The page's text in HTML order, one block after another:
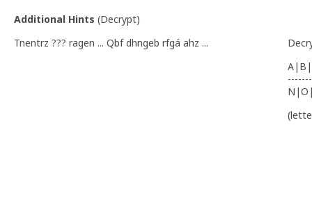
Additional Hints (Decrypt)
Tnentrz ??? ragen ... Qbf dhngeb rfgá ahz ...